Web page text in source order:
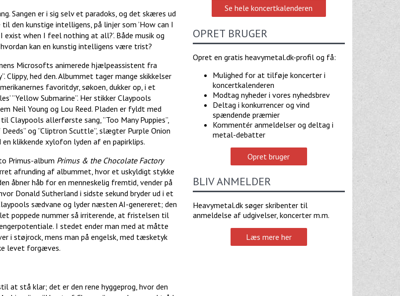
Sangen er i sig selv et paradoks, og det skæres ud
den kunstige intelligens, på linjer som ’How can I
when I feel nothing at all?’. Både musik og
kan en kunstig intelligens være trist?
Microsofts animerede hjælpeassistent fra
Clippy, hed den. Albummet tager mange skikkelser
favoritdyr, søkoen, dukker op, i et
”Yellow Submarine”. Her stikker Claypools
Neil Young og Lou Reed. Pladen er fyldt med
Claypools allerførste sang, ”Too Many Puppies”,
og ”Cliptron Scuttle”, slægter Purple Onion
klikkende xylofon lyden af en papirklips.
Primus-album Primus & the Chocolate Factory
afrunding af albummet, hvor et uskyldigt stykke
åbner håb for en menneskelig fremtid, vender på
Donald Sutherland i sidste sekund bryder ud i et
sædvane og lyder næsten AI-genereret; den
poppede nummer så irriterende, at fristelsen til
I stedet ender man med at måtte
i støjrock, mens man på engelsk, med tæsketyk
levet forgæves.
at stå klar; det er den rene hyggeprog, hvor den
Se hele koncertkalenderen
OPRET BRUGER
Opret en gratis heavymetal.dk-profil og få:
Mulighed for at tilføje koncerter i
koncertkalenderen
Modtag nyheder i vores nyhedsbrev
Deltag i konkurrencer og vind
spændende præmier
Kommentér anmeldelser og deltag i
metal-debatter
Opret bruger
BLIV ANMELDER
Heavymetal.dk søger skribenter til
anmeldelse af udgivelser, koncerter m.m.
Læs mere her